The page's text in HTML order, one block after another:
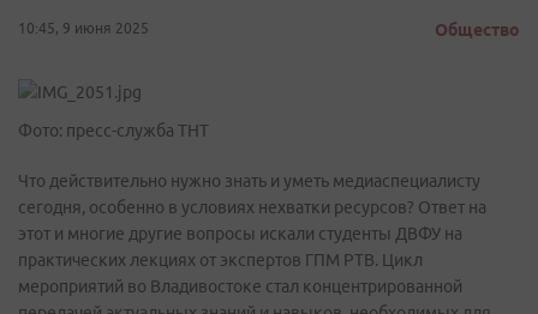
10:45, 9 июня 2025 Общество
Фото: пресс-служба ТНТ
Что действительно нужно знать и уметь медиаспециалисту
сегодня, особенно в условиях нехватки ресурсов? Ответ на
этот и многие другие вопросы искали студенты ДВФУ на
практических лекциях от экспертов ГПМ РТВ. Цикл
мероприятий во Владивостоке стал концентрированной